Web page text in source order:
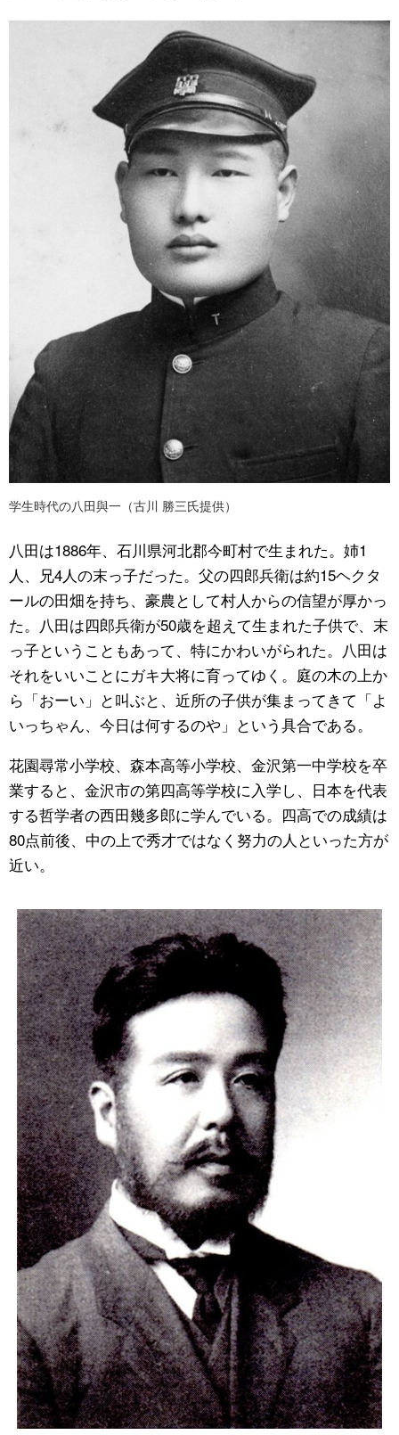
学生時代の八田與一（古川 勝三氏提供）
八田は1886年、石川県河北郡今町村で生まれた。姉1
人、兄4人の末っ子だった。父の四郎兵衛は約15ヘクタ
ールの田畑を持ち、豪農として村人からの信望が厚かっ
た。八田は四郎兵衛が50歳を超えて生まれた子供で、末
っ子ということもあって、特にかわいがられた。八田は
それをいいことにガキ大将に育ってゆく。庭の木の上か
ら「おーい」と叫ぶと、近所の子供が集まってきて「よ
いっちゃん、今日は何するのや」という具合である。
花園尋常小学校、森本高等小学校、金沢第一中学校を卒
業すると、金沢市の第四高等学校に入学し、日本を代表
する哲学者の西田幾多郎に学んでいる。四高での成績は
80点前後、中の上で秀才ではなく努力の人といった方が
近い。